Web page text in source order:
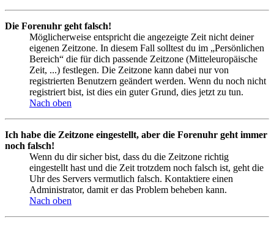
Die Forenuhr geht falsch!
Möglicherweise entspricht die angezeigte Zeit nicht deiner
eigenen Zeitzone. In diesem Fall solltest du im „Persönlichen
Bereich“ die für dich passende Zeitzone (Mitteleuropäische
Zeit, ...) festlegen. Die Zeitzone kann dabei nur von
registrierten Benutzern geändert werden. Wenn du noch nicht
registriert bist, ist dies ein guter Grund, dies jetzt zu tun.
Nach oben
Ich habe die Zeitzone eingestellt, aber die Forenuhr geht immer
noch falsch!
Wenn du dir sicher bist, dass du die Zeitzone richtig
eingestellt hast und die Zeit trotzdem noch falsch ist, geht die
Uhr des Servers vermutlich falsch. Kontaktiere einen
Administrator, damit er das Problem beheben kann.
Nach oben